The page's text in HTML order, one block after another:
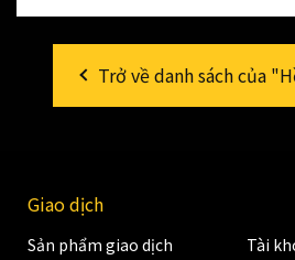
Trở về danh sách của
Giao dịch
Sản phẩm giao dịch
Tài